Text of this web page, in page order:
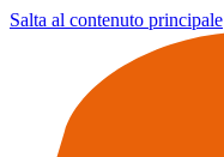
Salta al contenuto principale